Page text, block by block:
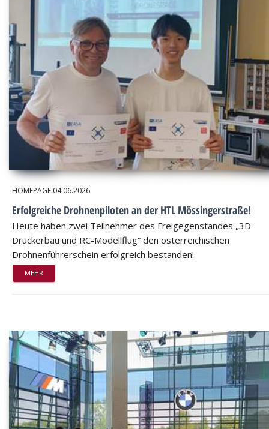
HOMEPAGE 04.06.2026
Erfolgreiche Drohnenpiloten an der HTL Mössingerstraße!
Heute haben zwei Teilnehmer des Freigegenstandes „3D-
Druckerbau und RC-Modellflug“ den österreichischen
Drohnenführerschein erfolgreich bestanden!
MEHR